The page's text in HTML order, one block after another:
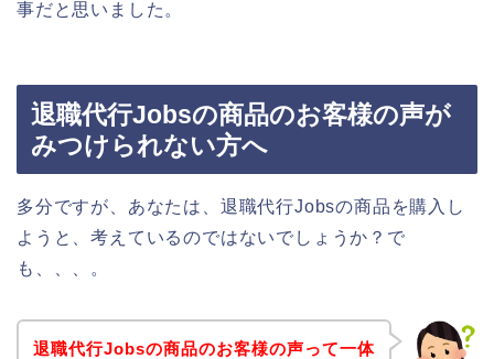
事だと思いました。
退職代行Jobsの商品のお客様の声が
みつけられない方へ
多分ですが、あなたは、退職代行Jobsの商品を購入し
ようと、考えているのではないでしょうか？で
も、、、。
退職代行Jobsの商品のお客様の声って一体